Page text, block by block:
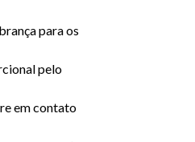
para os
pelo
em contato